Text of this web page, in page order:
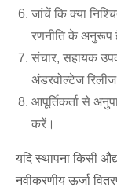
जांचें कि क्या
रणनीति के अनुरूप
संचार, सहायक
अंडरवोल्टेज
आपूर्तिकर्ता से
करें।
यदि स्थापना किसी
नवीकरणीय ऊर्जा